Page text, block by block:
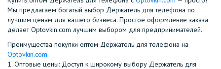
Мы предлагаем богатый выбор Держатель для телефона по
лучшим ценам для вашего бизнеса. Простое оформление заказа
делает Optovkin.com лучшим выбором для предпринимателей.
Преимущества покупки оптом Держатель для телефона на
Optovkin.com
1.⁠ ⁠Оптовые цены: Доступ к широкому выбору Держатель для